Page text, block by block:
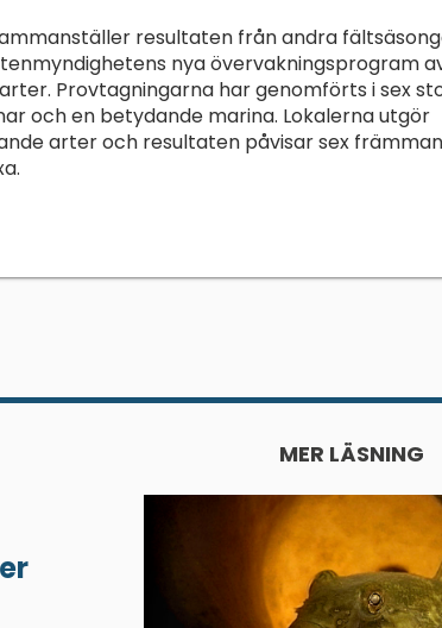
resultaten från andra
nya övervakningsprogram
Provtagningarna har genomförts i sex
och en betydande marina. Lokalerna utgör
arter och resultaten påvisar sex
MER LÄSNING